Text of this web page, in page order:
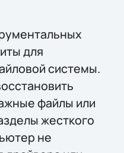
для
системы.
файлы или
жесткого
не